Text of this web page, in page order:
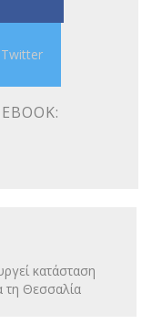
κατάσταση
τη Θεσσαλία